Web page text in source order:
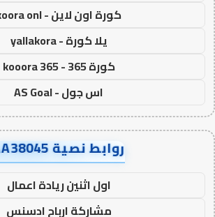
كورة اون لاين - koora onl
يلا كورة - yallakora
كورة 365 - kooora 365
اس جول - AS Goal
روابط نصية AA38045
اول اثنين ريادة اعمال
مشاركة ارباح ادسنس